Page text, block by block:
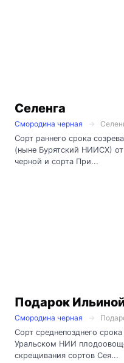
Селенга
Смородина черная
Сорт раннего срока
(ныне Бурятский НИИСХ)
черной и сорта При...
Подарок
Смородина черная
Сорт среднепозднего
Уральском НИИ
скрещивания сортов Сея...